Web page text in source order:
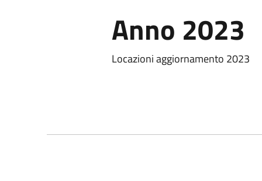
Anno 2023
Locazioni aggiornamento 2023